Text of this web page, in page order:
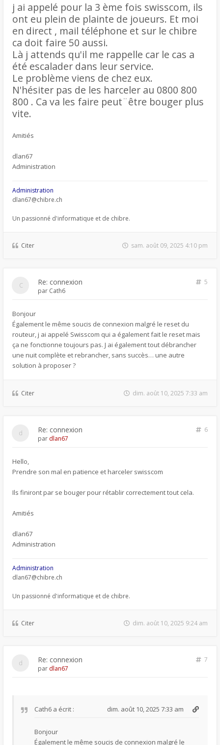
j ai appelé pour la 3 ème fois swisscom, ils
ont eu plein de plainte de joueurs. Et moi
en direct , mail téléphone et sur le chibre
ca doit faire 50 aussi.
Là j attends qu'il me rappelle car le cas a
été escalader dans leur service.
Le problème viens de chez eux.
N'hésiter pas de les harceler au 0800 800
800 . Ca va les faire peut¨être bouger plus
vite.
Amitiés
dlan67
Administration
Administration
dlan67@chibre.ch
Un passionné d'informatique et de chibre.
Citer sam. août 09, 2025 4:10 pm
Re: connexion
5
par Cath6
Bonjour
Également le même soucis de connexion malgré le reset du
routeur, j ai appelé Swisscom qui a également fait le reset mais
ça ne fonctionne toujours pas. J ai également tout débrancher
une nuit complète et rebrancher, sans succès… une autre
solution à proposer ?
Citer dim. août 10, 2025 7:33 am
Re: connexion
6
par dlan67
Hello,
Prendre son mal en patience et harceler swisscom
Ils finiront par se bouger pour rétablir correctement tout cela.
Amitiés
dlan67
Administration
Administration
dlan67@chibre.ch
Un passionné d'informatique et de chibre.
Citer dim. août 10, 2025 9:24 am
Re: connexion
7
par dlan67
Cath6 a écrit : dim. août 10, 2025 7:33 am
Bonjour
Également le même soucis de connexion malgré le